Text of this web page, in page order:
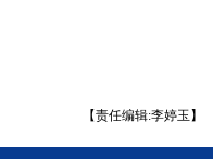
【责任编辑:李婷玉】